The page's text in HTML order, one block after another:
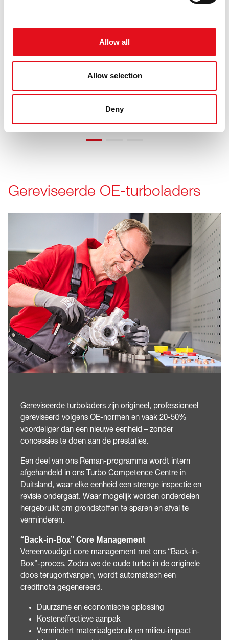
Allow all
Allow selection
Deny
Gereviseerde OE-turboladers
Gereviseerde turboladers zijn origineel, professioneel
gereviseerd volgens OE-normen en vaak 20-50%
voordeliger dan een nieuwe eenheid – zonder
concessies te doen aan de prestaties.
Een deel van ons Reman-programma wordt intern
afgehandeld in ons Turbo Competence Centre in
Duitsland, waar elke eenheid een strenge inspectie en
revisie ondergaat. Waar mogelijk worden onderdelen
hergebruikt om grondstoffen te sparen en afval te
verminderen.
“Back-in-Box” Core Management
Vereenvoudigd core management met ons “Back-in-
Box”-proces. Zodra we de oude turbo in de originele
doos terugontvangen, wordt automatisch een
creditnota gegenereerd.
Duurzame en economische oplossing
Kosteneffectieve aanpak
Vermindert materiaalgebruik en milieu-impact